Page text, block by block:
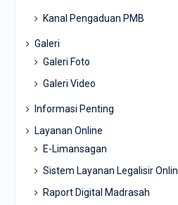
Kanal Pengaduan PMB
Galeri
Galeri Foto
Galeri Video
Informasi Penting
Layanan Online
E-Limansagan
Sistem Layanan Legalisir
Raport Digital Madrasah